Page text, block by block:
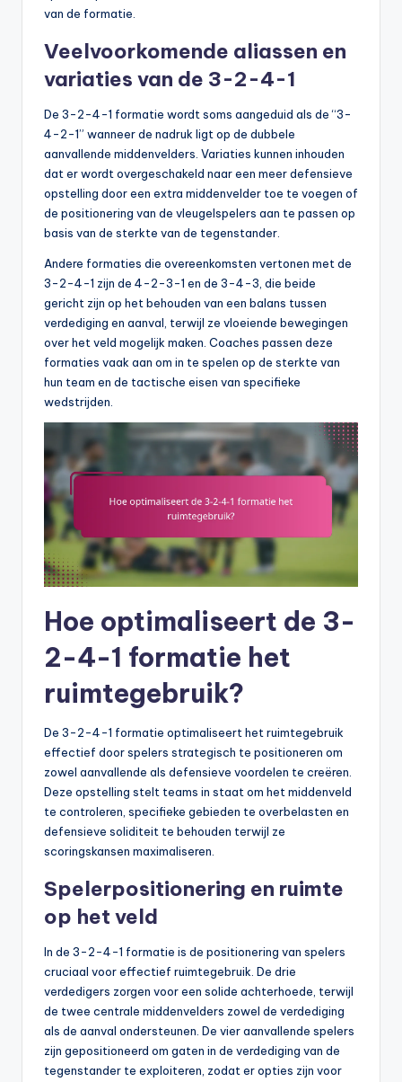
van de formatie.
Veelvoorkomende aliassen en
variaties van de 3-2-4-1
De 3-2-4-1 formatie wordt soms aangeduid als de “3-
4-2-1” wanneer de nadruk ligt op de dubbele
aanvallende middenvelders. Variaties kunnen inhouden
dat er wordt overgeschakeld naar een meer defensieve
opstelling door een extra middenvelder toe te voegen of
de positionering van de vleugelspelers aan te passen op
basis van de sterkte van de tegenstander.
Andere formaties die overeenkomsten vertonen met de
3-2-4-1 zijn de 4-2-3-1 en de 3-4-3, die beide
gericht zijn op het behouden van een balans tussen
verdediging en aanval, terwijl ze vloeiende bewegingen
over het veld mogelijk maken. Coaches passen deze
formaties vaak aan om in te spelen op de sterkte van
hun team en de tactische eisen van specifieke
wedstrijden.
Hoe optimaliseert de 3-
2-4-1 formatie het
ruimtegebruik?
De 3-2-4-1 formatie optimaliseert het ruimtegebruik
effectief door spelers strategisch te positioneren om
zowel aanvallende als defensieve voordelen te creëren.
Deze opstelling stelt teams in staat om het middenveld
te controleren, specifieke gebieden te overbelasten en
defensieve soliditeit te behouden terwijl ze
scoringskansen maximaliseren.
Spelerpositionering en ruimte
op het veld
In de 3-2-4-1 formatie is de positionering van spelers
cruciaal voor effectief ruimtegebruik. De drie
verdedigers zorgen voor een solide achterhoede, terwijl
de twee centrale middenvelders zowel de verdediging
als de aanval ondersteunen. De vier aanvallende spelers
zijn gepositioneerd om gaten in de verdediging van de
tegenstander te exploiteren, zodat er opties zijn voor